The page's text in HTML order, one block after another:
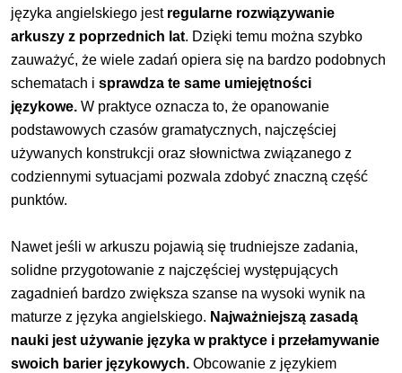
języka angielskiego jest regularne rozwiązywanie
arkuszy z poprzednich lat. Dzięki temu można szybko
zauważyć, że wiele zadań opiera się na bardzo podobnych
schematach isprawdza te same umiejętności
językowe. W praktyce oznacza to, że opanowanie
podstawowych czasów gramatycznych, najczęściej
używanych konstrukcji oraz słownictwa związanego z
codziennymi sytuacjami pozwala zdobyć znaczną część
punktów.
Nawet jeśli w arkuszu pojawią się trudniejsze zadania,
solidne przygotowanie z najczęściej występujących
zagadnień bardzo zwiększa szanse na wysoki wynik na
maturze z języka angielskiego. Najważniejszą zasadą
nauki jest używanie języka w praktyce i przełamywanie
swoich barier językowych. Obcowanie z językiem